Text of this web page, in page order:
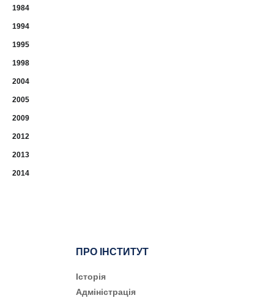
1984
1994
1995
1998
2004
2005
2009
2012
2013
2014
ПРО ІНСТИТУТ
Історія
Адміністрація